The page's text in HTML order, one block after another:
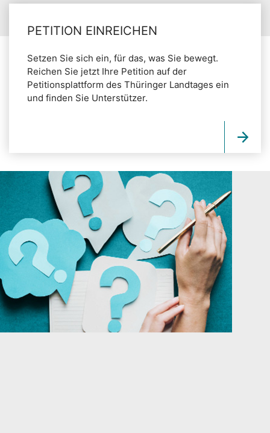
PETITION EINREICHEN
Setzen Sie sich ein, für das, was Sie bewegt.
Reichen Sie jetzt Ihre Petition auf der
Petitionsplattform des Thüringer Landtages ein
und finden Sie Unterstützer.